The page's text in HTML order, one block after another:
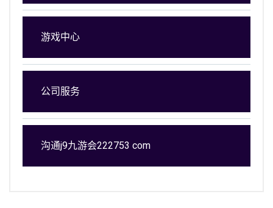
游戏中心
公司服务
沟通j9九游会222753 com